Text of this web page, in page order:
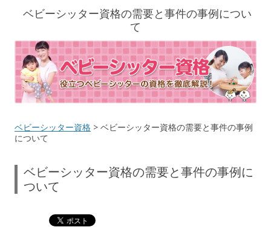
ベビーシッター資格の需要と事件の事例につい
て
ベビーシッター資格 > ベビーシッター資格の需要と事件の事例
について
ベビーシッター資格の需要と事件の事例に
ついて